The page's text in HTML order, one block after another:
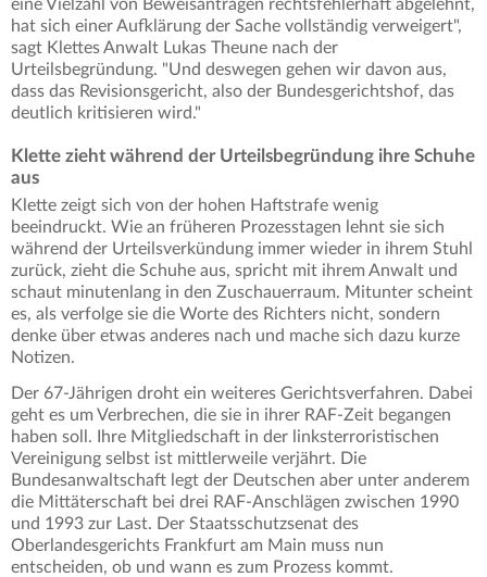
eine Vielzahl von Beweisanträgen rechtsfehlerhaft abgelehnt,
hat sich einer Aufklärung der Sache vollständig verweigert",
sagt Klettes Anwalt Lukas Theune nach der
Urteilsbegründung. "Und deswegen gehen wir davon aus,
dass das Revisionsgericht, also der Bundesgerichtshof, das
deutlich kritisieren wird."
Klette zieht während der Urteilsbegründung ihre Schuhe
aus
Klette zeigt sich von der hohen Haftstrafe wenig
beeindruckt. Wie an früheren Prozesstagen lehnt sie sich
während der Urteilsverkündung immer wieder in ihrem Stuhl
zurück, zieht die Schuhe aus, spricht mit ihrem Anwalt und
schaut minutenlang in den Zuschauerraum. Mitunter scheint
es, als verfolge sie die Worte des Richters nicht, sondern
denke über etwas anderes nach und mache sich dazu kurze
Notizen.
Der 67-Jährigen droht ein weiteres Gerichtsverfahren. Dabei
geht es um Verbrechen, die sie in ihrer RAF-Zeit begangen
haben soll. Ihre Mitgliedschaft in der linksterroristischen
Vereinigung selbst ist mittlerweile verjährt. Die
Bundesanwaltschaft legt der Deutschen aber unter anderem
die Mittäterschaft bei drei RAF-Anschlägen zwischen 1990
und 1993 zur Last. Der Staatsschutzsenat des
Oberlandesgerichts Frankfurt am Main muss nun
entscheiden, ob und wann es zum Prozess kommt.